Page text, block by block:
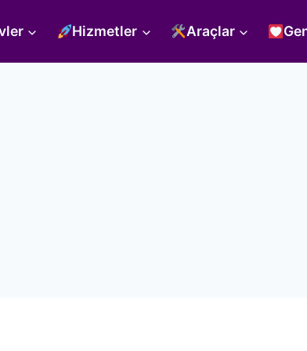
Hizmetler Araçlar